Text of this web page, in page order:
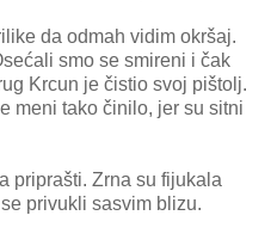
da odmah vidim okršaj.
smo se smireni i čak
Krcun je čistio svoj pištolj.
meni tako činilo, jer su sitni
priprašti. Zrna su fijukala
privukli sasvim blizu.